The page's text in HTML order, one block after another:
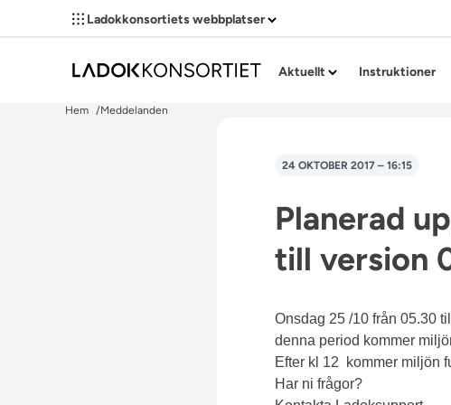
Ladokkonsortiets webbplatser
Aktuellt Instruktioner
Hem Meddelanden
24 OKTOBER 2017 – 16:15
Planerad
till version
Onsdag 25 /10 från 05.30
denna period kommer
Efter kl 12 kommer miljön
Har ni frågor?